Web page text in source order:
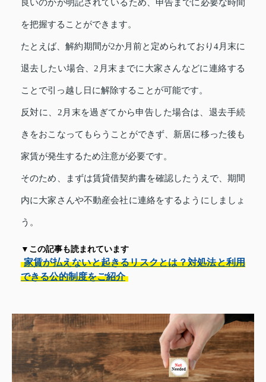
良いのかが明記されているため、申告までに必要な時間
を把握することができます。
たとえば、解約期間が2か月前と定められており4月末に
退去したい場合、2月末までに大家さんなどに連絡する
ことで引っ越し日に解除することが可能です。
反対に、2月末を過ぎてから申告した場合は、退去手続
きをおこなってもらうことができず、新居に移った後も
家賃が発生するため注意が必要です。
そのため、まずは賃貸借契約書を確認したうえで、期間
内に大家さんや不動産会社に連絡をするようにしましょ
う。
▼この記事も読まれています
家賃が払えないと起きるリスクとは？対処法と利用
できる公的制度をご紹介